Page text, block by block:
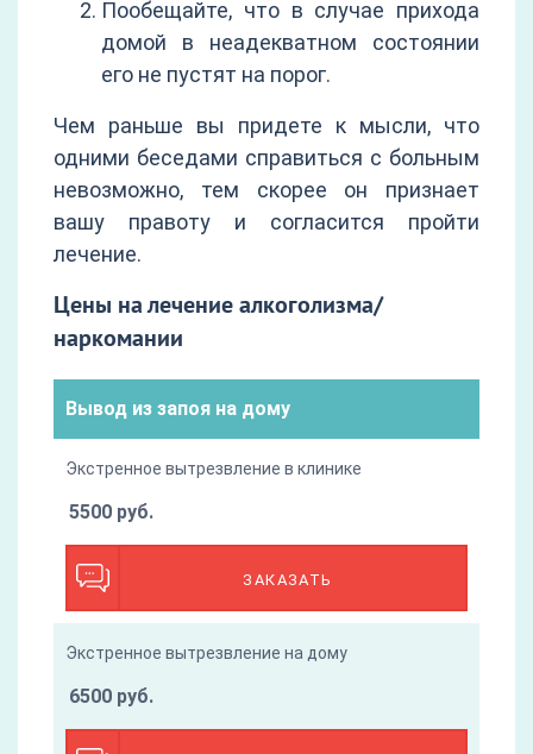
Пообещайте, что в случае прихода
домой в неадекватном состоянии
его не пустят на порог.
Чем раньше вы придете к мысли, что
одними беседами справиться с больным
невозможно, тем скорее он признает
вашу правоту и согласится пройти
лечение.
Цены на лечение алкоголизма/
наркомании
Вывод из запоя на дому
Экстренное вытрезвление в клинике
ЗАКАЗАТЬ
5500 руб.
Экстренное вытрезвление на дому
6500 руб.